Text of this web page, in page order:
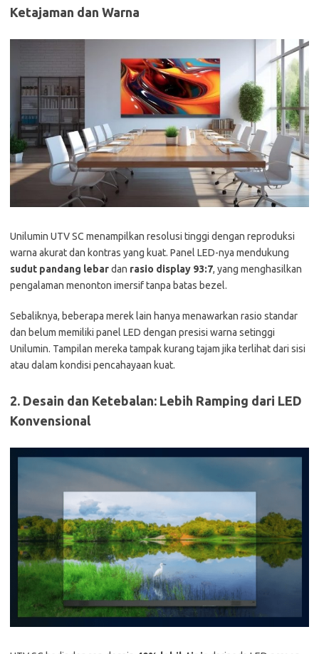
Ketajaman dan Warna
Unilumin UTV SC menampilkan resolusi tinggi dengan reproduksi
warna akurat dan kontras yang kuat. Panel LED-nya mendukung
sudut pandang lebardan rasio display 93:7, yang menghasilkan
pengalaman menonton imersif tanpa batas bezel.
Sebaliknya, beberapa merek lain hanya menawarkan rasio standar
dan belum memiliki panel LED dengan presisi warna setinggi
Unilumin. Tampilan mereka tampak kurang tajam jika terlihat dari sisi
atau dalam kondisi pencahayaan kuat.
2. Desain dan Ketebalan: Lebih Ramping dari LED
Konvensional